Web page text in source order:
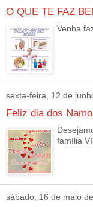
O QUE TE FAZ
Venha
sexta-feira, 12 de
Feliz dia dos
família
sábado, 16 de maio